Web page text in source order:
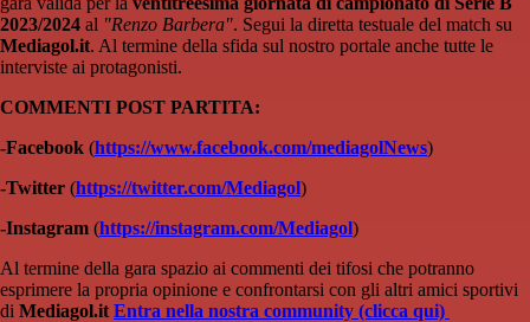
2023/2024 al "Renzo Barbera". Segui la diretta testuale del match su
Mediagol.it. Al termine della sfida sul nostro portale anche tutte le
interviste ai protagonisti.
COMMENTI POST PARTITA:
-Facebook (https://www.facebook.com/mediagolNews)
-Twitter (https://twitter.com/Mediagol)
-Instagram (https://instagram.com/Mediagol)
Al termine della gara spazio ai commenti dei tifosi che potranno
esprimere la propria opinione e confrontarsi con gli altri amici sportivi
di Mediagol.it Entra nella nostra community (clicca qui)